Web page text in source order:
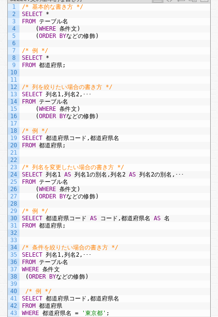
1
2
3
4
5
6
7
8
9
10
11
12
13
14
15
16
17
18
19
20
21
22
23
24
25
26
27
28
29
30
31
32
33
34
35
36
37
38
39
40
41
42
43
/* 基本的な書き方 */
SELECT *
FROM テーブル名
(WHERE 条件文)
(ORDER BYなどの修飾)
/* 例 */
SELECT *
FROM 都道府県;
/* 列を絞りたい場合の書き方 */
SELECT 列名1,列名2,･･･
FROM テーブル名
(WHERE 条件文)
(ORDER BYなどの修飾)
/* 例 */
SELECT 都道府県コード,都道府県名
FROM 都道府県;
/* 列名を変更したい場合の書き方 */
SELECT 列名1 AS 列名1の別名,列名2 AS 列名2の別名,･･･
FROM テーブル名
(WHERE 条件文)
(ORDER BYなどの修飾)
/* 例 */
SELECT 都道府県コード AS コード,都道府県名 AS 名
FROM 都道府県;
/* 条件を絞りたい場合の書き方 */
SELECT 列名1,列名2,･･･
FROM テーブル名
WHERE 条件文
(ORDER BYなどの修飾)
/* 例 */
SELECT 都道府県コード,都道府県名
FROM 都道府県
WHERE 都道府県名 = '東京都' ;